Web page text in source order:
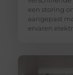
een storing
aangepast
ervaren